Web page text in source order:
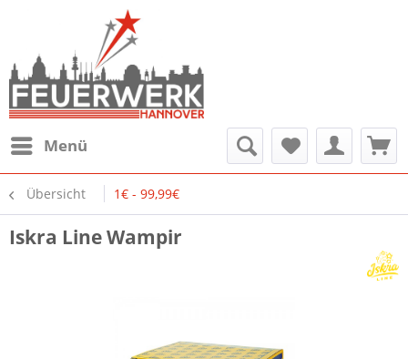
Menü
Übersicht 1€ - 99,99€
Iskra Line Wampir